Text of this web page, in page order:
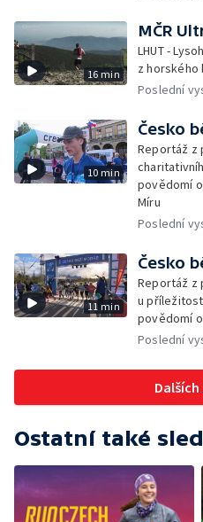
16 min
MČR
LHUT -
z horského
Poslední
10 min
Česko
Reportáž z
povědomí
Míru
Poslední
11 min
Česko
Reportáž z
u
povědomí
Poslední
Dalších
Ostatní také